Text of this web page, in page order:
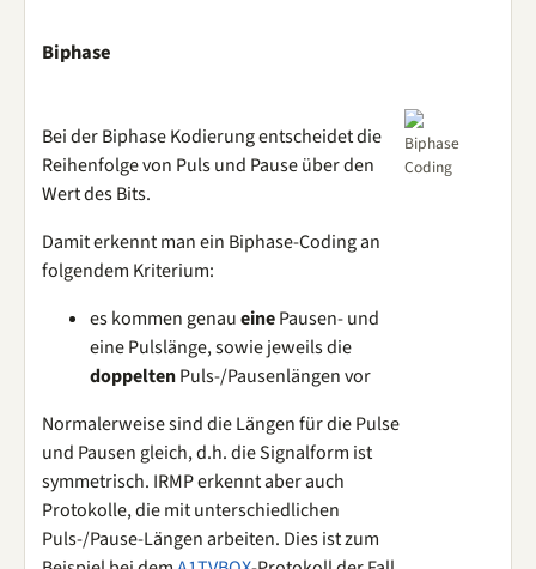
Biphase
Bei der Biphase Kodierung entscheidet die
Reihenfolge von Puls und Pause über den
Wert des Bits.
Damit erkennt man ein Biphase-Coding an
folgendem Kriterium:
es kommen genaueinePausen- und
eine Pulslänge, sowie jeweils die
doppeltenPuls-/Pausenlängen vor
Normalerweise sind die Längen für die Pulse
und Pausen gleich, d.h. die Signalform ist
symmetrisch. IRMP erkennt aber auch
Protokolle, die mit unterschiedlichen
Puls-/Pause-Längen arbeiten. Dies ist zum
Biphase
Coding